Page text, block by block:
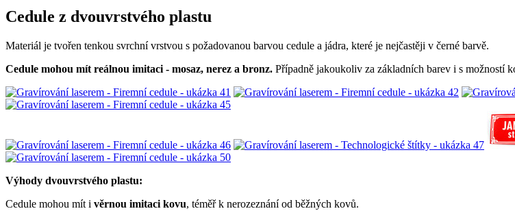
Cedule z dvouvrstvého plastu
Materiál je tvořen tenkou svrchní vrstvou s požadovanou barvou cedule a jádra, které je nejčastěji v černé barvě.
Cedule mohou mít reálnou imitaci - mosaz, nerez a bronz. Případně jakoukoliv za základních barev i s možností
Výhody dvouvrstvého plastu:
Cedule mohou mít i věrnou imitaci kovu, téměř k nerozeznání od běžných kovů.